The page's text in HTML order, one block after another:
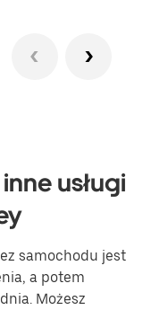
usługi
samochodu jest
a potem
Możesz